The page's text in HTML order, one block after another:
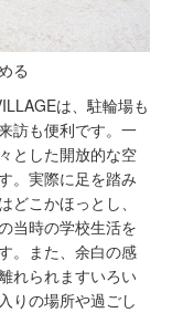
る
は、駐輪場も
訪も便利です。一
とした開放的な空
。実際に足を踏み
こかほっとし、
当時の学校生活を
。また、余白の感
れられますいろい
りの場所や過ごし